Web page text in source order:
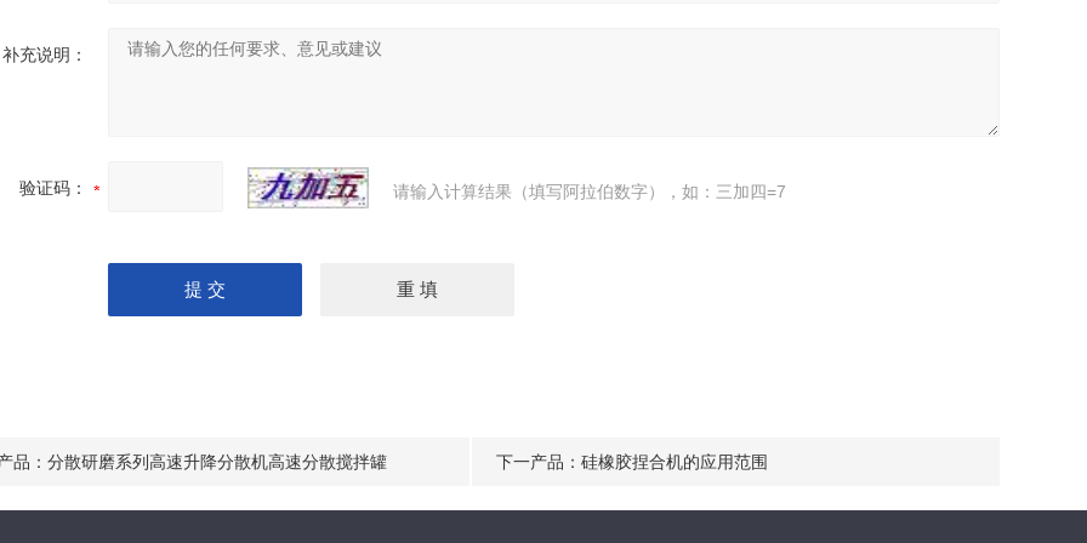
补充说明：
验证码： 请输入计算结果（填写阿拉伯数字），如：三加四=7
品： 分散研磨系列高速升降分散机高速分散搅拌罐 下一产品： 硅橡胶捏合机的应用范围